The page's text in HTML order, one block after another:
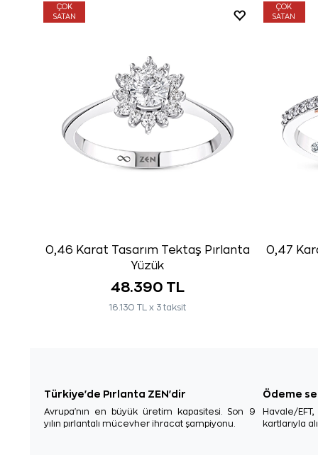
ÇOK
SATAN
0,46 Karat Tasarım Tektaş Pırlanta
Yüzük
48.390 TL
16.130 TL x 3 taksit
ÇOK
SATAN
0,47
Türkiye'de Pırlanta ZEN'dir
Avrupa'nın en büyük üretim kapasitesi. Son 9
yılın pırlantalı mücevher ihracat şampiyonu.
Ödeme
Havale/
kartlarıyla